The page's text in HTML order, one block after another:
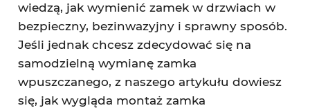
wiedzą, jak wymienić zamek w drzwiach w
bezpieczny, bezinwazyjny i sprawny sposób.
Jeśli jednak chcesz zdecydować się na
samodzielną wymianę zamka
wpuszczanego, z naszego artykułu dowiesz
się, jak wygląda montaż zamka